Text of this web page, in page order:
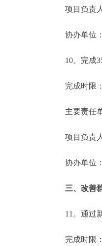
项目负责人
协办单位：
10。完成35
完成时限：
主要责任单
项目负责人
协办单位：
三、改善
11。通过新
完成时限：